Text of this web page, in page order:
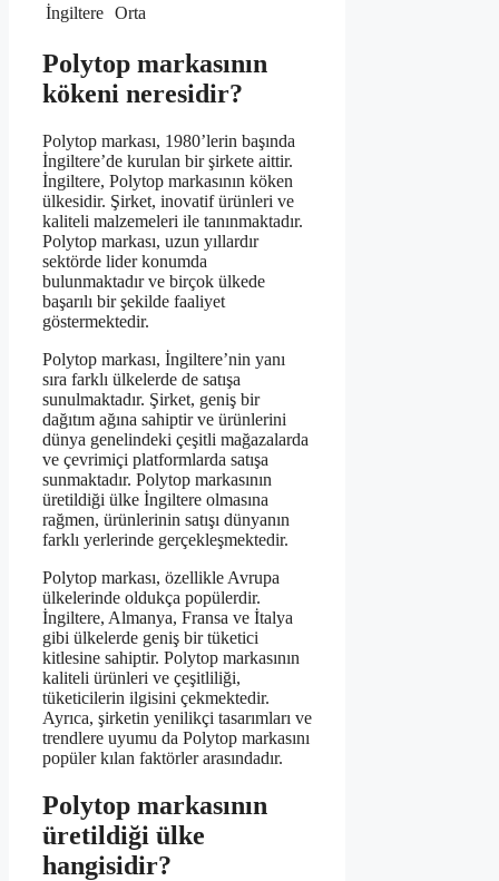
İngiltere Orta
Polytop markasının
kökeni neresidir?
Polytop markası, 1980’lerin başında
İngiltere’de kurulan bir şirkete aittir.
İngiltere, Polytop markasının köken
ülkesidir. Şirket, inovatif ürünleri ve
kaliteli malzemeleri ile tanınmaktadır.
Polytop markası, uzun yıllardır
sektörde lider konumda
bulunmaktadır ve birçok ülkede
başarılı bir şekilde faaliyet
göstermektedir.
Polytop markası, İngiltere’nin yanı
sıra farklı ülkelerde de satışa
sunulmaktadır. Şirket, geniş bir
dağıtım ağına sahiptir ve ürünlerini
dünya genelindeki çeşitli mağazalarda
ve çevrimiçi platformlarda satışa
sunmaktadır. Polytop markasının
üretildiği ülke İngiltere olmasına
rağmen, ürünlerinin satışı dünyanın
farklı yerlerinde gerçekleşmektedir.
Polytop markası, özellikle Avrupa
ülkelerinde oldukça popülerdir.
İngiltere, Almanya, Fransa ve İtalya
gibi ülkelerde geniş bir tüketici
kitlesine sahiptir. Polytop markasının
kaliteli ürünleri ve çeşitliliği,
tüketicilerin ilgisini çekmektedir.
Ayrıca, şirketin yenilikçi tasarımları ve
trendlere uyumu da Polytop markasını
popüler kılan faktörler arasındadır.
Polytop markasının
üretildiği ülke
hangisidir?